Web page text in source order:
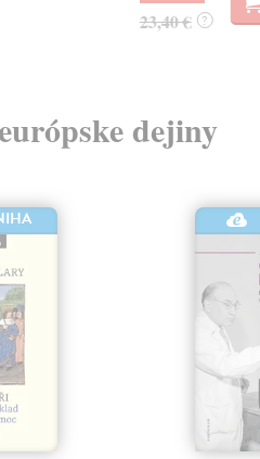
23,40 € ?
dejiny